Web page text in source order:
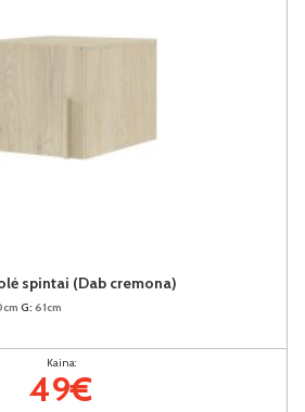
spintai (Dab cremona)
G: 61cm
Kaina:
49€